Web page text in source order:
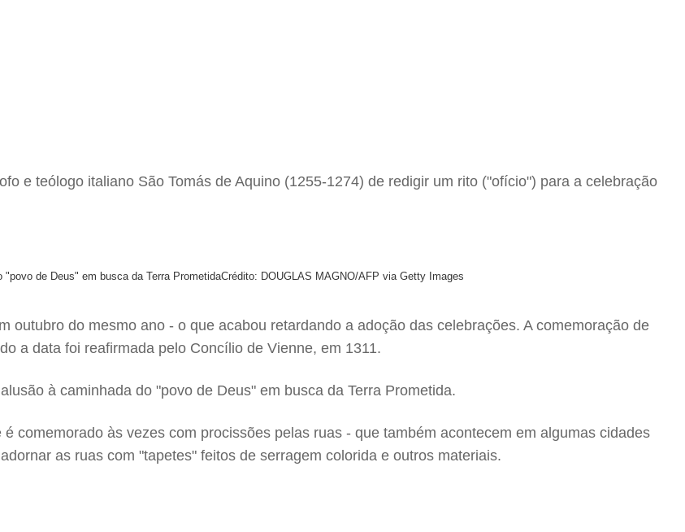
e teólogo italiano São Tomás de Aquino (1255-1274) de redigir um rito ("ofício") para a celebração
de Deus" em busca da Terra PrometidaCrédito: DOUGLAS MAGNO/AFP via Getty Images
outubro do mesmo ano - o que acabou retardando a adoção das celebrações. A comemoração de
a data foi reafirmada pelo Concílio de Vienne, em 1311.
à caminhada do "povo de Deus" em busca da Terra Prometida.
comemorado às vezes com procissões pelas ruas - que também acontecem em algumas cidades
as ruas com "tapetes" feitos de serragem colorida e outros materiais.